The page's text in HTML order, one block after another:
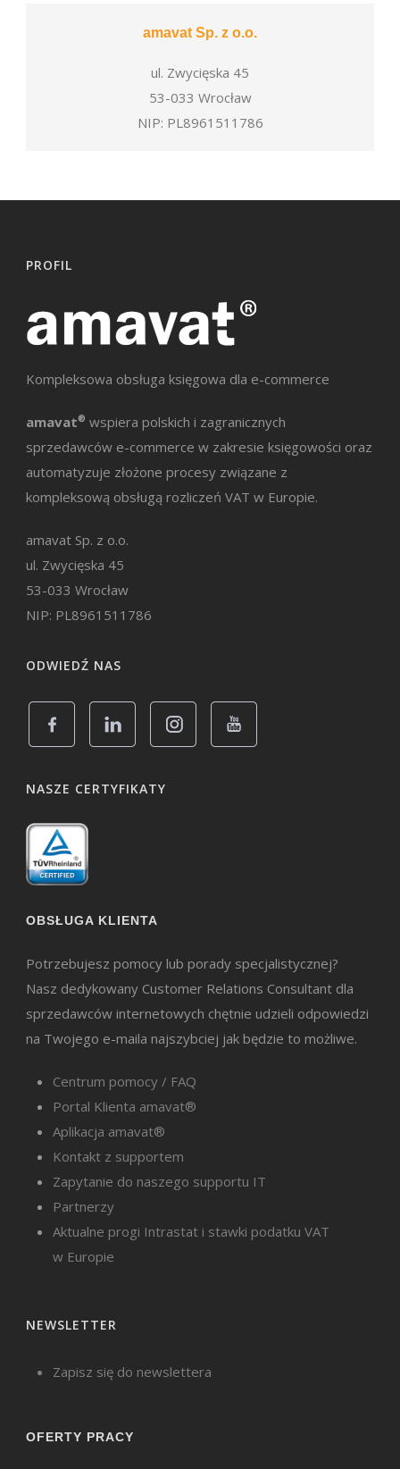
amavat Sp. z o.o.
ul. Zwycięska 45
53-033 Wrocław
NIP: PL8961511786
PROFIL
Kompleksowa obsługa księgowa dla e-commerce
amavat® wspiera polskich i zagranicznych
sprzedawców e-commerce w zakresie księgowości oraz
automatyzuje złożone procesy związane z
kompleksową obsługą rozliczeń VAT w Europie.
amavat Sp. z o.o.
ul. Zwycięska 45
53-033 Wrocław
NIP: PL8961511786
ODWIEDŹ NAS
NASZE CERTYFIKATY
OBSŁUGA KLIENTA
Potrzebujesz pomocy lub porady specjalistycznej?
Nasz dedykowany Customer Relations Consultant dla
sprzedawców internetowych chętnie udzieli odpowiedzi
na Twojego e-maila najszybciej jak będzie to możliwe.
Centrum pomocy / FAQ
Portal Klienta amavat®
Aplikacja amavat®
Kontakt z supportem
Zapytanie do naszego supportu IT
Partnerzy
Aktualne progi Intrastat i stawki podatku VAT
w Europie
NEWSLETTER
Zapisz się do newslettera
OFERTY PRACY